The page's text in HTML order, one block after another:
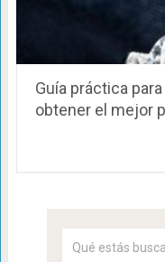
Guía práctica
obtener el mejor